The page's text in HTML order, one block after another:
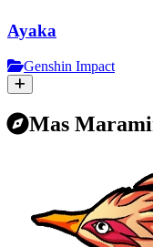
Ayaka
Genshin Impact
Mas